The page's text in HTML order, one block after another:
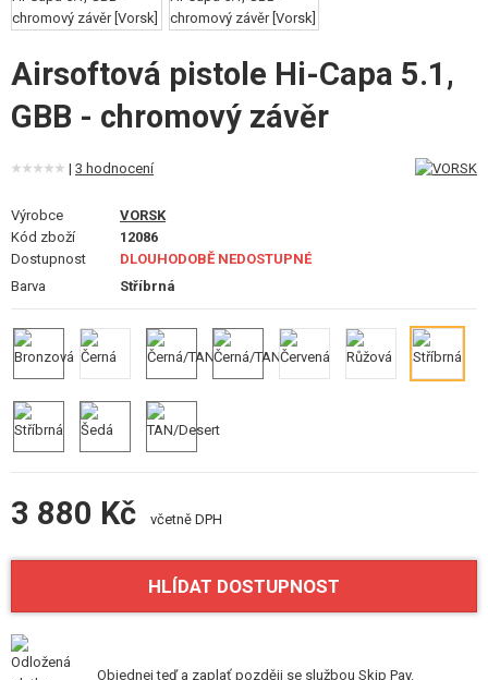
KULIČKY, PLYN
AKUMULÁTORY, NABÍJEČKY
ZÁSOBNÍKY, PLNIČKY
BRÝLE, MASKY
VÝSTROJ, UNIFORMY, POUZDRA
MASKOVÁNÍ, BARVY, PÁSKY
DOPLŇKY KE ZBRANÍM, POPRUHY
NÁHRADNÍ DÍLY, UPGRADE
SERVIS A ÚDRŽBA ZBRANÍ
SEBEOBRANA, VÝCVIK, NOŽE
JÍDLO
Airsoftová pistole Hi-Capa 5.1,
GBB - chromový závěr
| 3 hodnocení
Výrobce
VORSK
Kód zboží
12086
Dostupnost
DLOUHODOBĚ NEDOSTUPNÉ
Barva
Stříbrná
3 880 Kč včetně DPH
HLÍDAT DOSTUPNOST
Objednej teď a zaplať později se službou Skip Pay.